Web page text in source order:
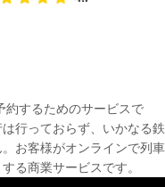
約するためのサービスで
行っておらず、いかなる鉄
お客様がオンラインで列車
る商業サービスです。